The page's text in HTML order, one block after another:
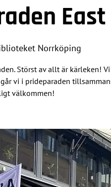
Norrköping
Störst av allt är kärleken!
vi i prideparaden
välkommen!